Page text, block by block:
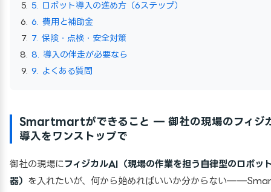
5. ロボット導入の進め方（6ステップ）
6. 費用と補助金
7. 保険・点検・安全対策
8. 導入の伴走が必要なら
9. よくある質問
Smartmartができること — 御社の現場のフィジ
導入をワンストップで
御社の現場にフィジカルAI（現場の作業を担う自律型のロボッ
器） を入れたいが、何から始めればいいか分からない